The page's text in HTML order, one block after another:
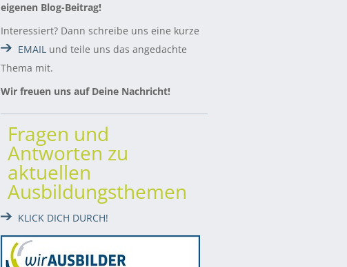
eigenen Blog-Beitrag!
Interessiert? Dann schreibe uns eine kurze
EMAIL und teile uns das angedachte
Thema mit.
Wir freuen uns auf Deine Nachricht!
Fragen und
Antworten zu
aktuellen
Ausbildungsthemen
KLICK DICH DURCH!